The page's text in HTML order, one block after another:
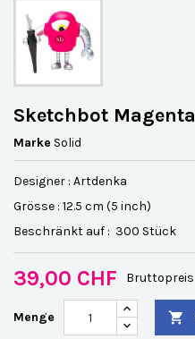
Sketchbot Magenta
Marke Solid
Designer : Artdenka
Grösse : 12.5 cm (5 inch)
Beschränkt auf : 300 Stück
39,00 CHF Bruttopreis
Menge 